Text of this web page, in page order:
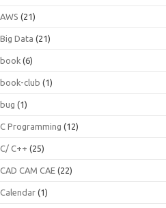
AWS (21)
Big Data (21)
book (6)
book-club (1)
bug (1)
C Programming (12)
C/ C++ (25)
CAD CAM CAE (22)
Calendar (1)